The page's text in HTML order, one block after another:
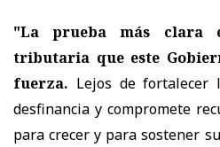
"La prueba más clara
tributaria que este
fuerza. Lejos de fortalecer
desfinancia y compromete
para crecer y para sostener